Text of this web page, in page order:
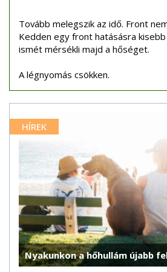
Tovább melegszik az idő. Front
Kedden egy front hatásásra
ismét mérsékli majd a hőséget.
A légnyomás csökken.
HÍREK
Nyakunkon a hőhullám újabb